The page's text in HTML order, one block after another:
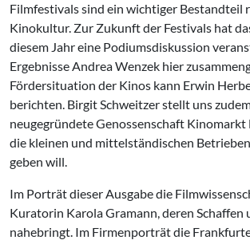
Filmfestivals sind ein wichtiger Bestandteil
Kinokultur. Zur Zukunft der Festivals hat
diesem Jahr eine Podiumsdiskussion
Ergebnisse Andrea Wenzek hier
Fördersituation der Kinos kann Erwin
berichten. Birgit Schweitzer stellt uns
neugegründete Genossenschaft Kinomarkt
die kleinen und mittelständischen
geben will.
Im Porträt dieser Ausgabe die
Kuratorin Karola Gramann, deren Schaffen
nahebringt. Im Firmenporträt die